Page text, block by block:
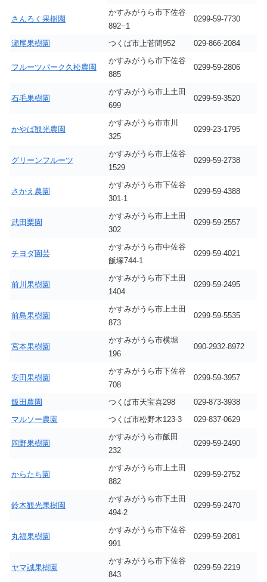
さんろく果樹園
かすみがうら市下佐谷
892−1
0299-59-7730
瀬尾果樹園 つくば市上菅間952 029-866-2084
フルーツパーク久松農園
かすみがうら市下佐谷
885
0299-59-2806
石毛果樹園
かすみがうら市上土田
699
0299-59-3520
かやば観光農園
かすみがうら市市川
325
0299-23-1795
グリーンフルーツ
かすみがうら市上佐谷
1529
0299-59-2738
さかえ農園
かすみがうら市下佐谷
301-1
0299-59-4388
武田栗園
かすみがうら市上土田
302
0299-59-2557
チヨダ園芸
かすみがうら市中佐谷
飯塚744-1
0299-59-4021
前川果樹園
かすみがうら市下土田
1404
0299-59-2495
前島果樹園
かすみがうら市上土田
873
0299-59-5535
宮本果樹園
かすみがうら市横堀
196
090-2932-8972
安田果樹園
かすみがうら市下佐谷
708
0299-59-3957
飯田農園 つくば市天宝喜298
029-873-3938
マルソー農園
つくば市松野木123-3 029-837-0629
岡野果樹園
かすみがうら市飯田
232
0299-59-2490
からたち園
かすみがうら市上土田
882
0299-59-2752
鈴木観光果樹園
かすみがうら市下土田
494-2
0299-59-2470
丸福果樹園
かすみがうら市下佐谷
991
0299-59-2081
ヤマ誠果樹園
かすみがうら市下佐谷
843
0299-59-2219